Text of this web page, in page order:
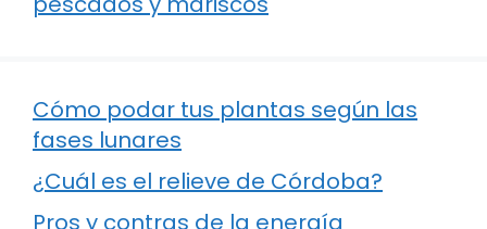
Cómo podar tus plantas según las
fases lunares
¿Cuál es el relieve de Córdoba?
Pros y contras de la energía